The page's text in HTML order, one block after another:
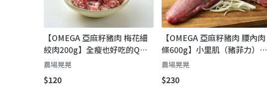
【OMEGA 亞麻籽豬肉 梅花細
絞肉200g】全瘦也好吃的Q彈
豬絞肉（肉質層次更豐富）
農場晃晃
$120
【OMEGA 亞麻籽豬肉 腰內肉
條600g】小里肌（豬菲力）嫩
到像在吃雞胸的升級版
農場晃晃
$230